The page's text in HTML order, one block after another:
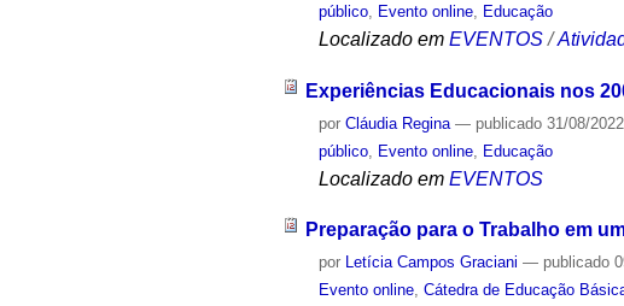
público
Evento online Educação
Localizado em EVENTOS /
Experiências Educacionais nos
porCláudia Regina — publicado 31/08/
público Evento online Educação
Localizado em EVENTOS
Preparação para o Trabalho em
por Letícia Campos Graciani — publicado
Evento online,Cátedra de Educação